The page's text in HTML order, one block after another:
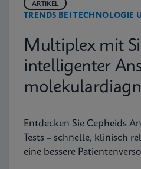
TRENDS BEI TECHNOLOGIE
ARTIKEL
Multiplex mit
intelligenter
Entdecken Sie Cepheids
Tests – schnelle, klinisch
eine bessere